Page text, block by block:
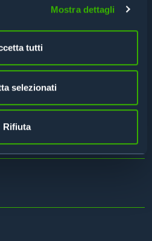
Mostra dettagli
tutti
selezionati
Rifiuta
maggiori informazioni
una consulenza